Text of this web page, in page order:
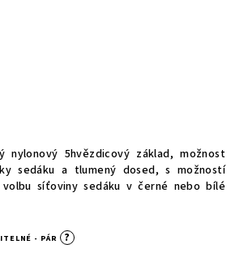
nylonový 5hvězdicový základ, možnost
sedáku a tlumený dosed, s možností
síťoviny sedáku v černé nebo bílé
- PÁR ?